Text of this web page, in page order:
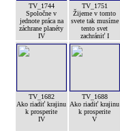
TV_1744
Spoločne v
jednote práca na
záchrane planéty
IV
TV_1751
Žijeme v tomto
svete tak musíme
tento svet
zachrániť I
TV_1682
Ako riadiť krajinu
k prosperite
IV
TV_1688
Ako riadiť krajinu
k prosperite
V